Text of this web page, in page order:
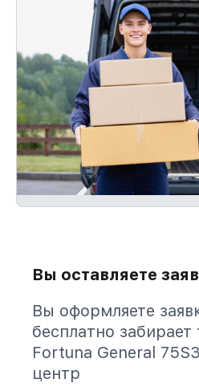
Вы оставляете
Вы оформляете
бесплатно забирает
Fortuna General
центр